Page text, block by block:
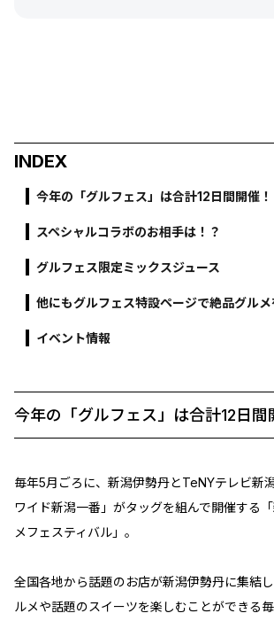
INDEX
今年の「グルフェス」は合計12日間開催！
スペシャルコラボのお相手は！？
グルフェス限定ミックスジュース
他にもグルフェス特設ページで絶品グルメ
イベント情報
今年の「グルフェス」は合計12日間
毎年5月ごろに、新潟伊勢丹とTeNYテレビ新
ワイド新潟一番」がタッグを組んで開催する
メフェスティバル」。
全国各地から話題のお店が新潟伊勢丹に集結
ルメや話題のスイーツを楽しむことができる